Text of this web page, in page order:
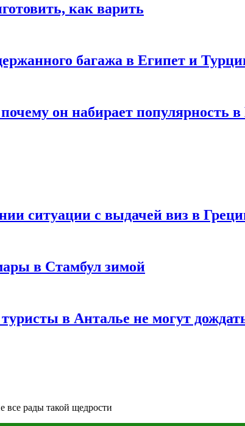
как варить
багажа в Египет и
он набирает популярность в
ситуации с выдачей виз в
в Стамбул зимой
в Анталье не могут
все рады такой щедрости